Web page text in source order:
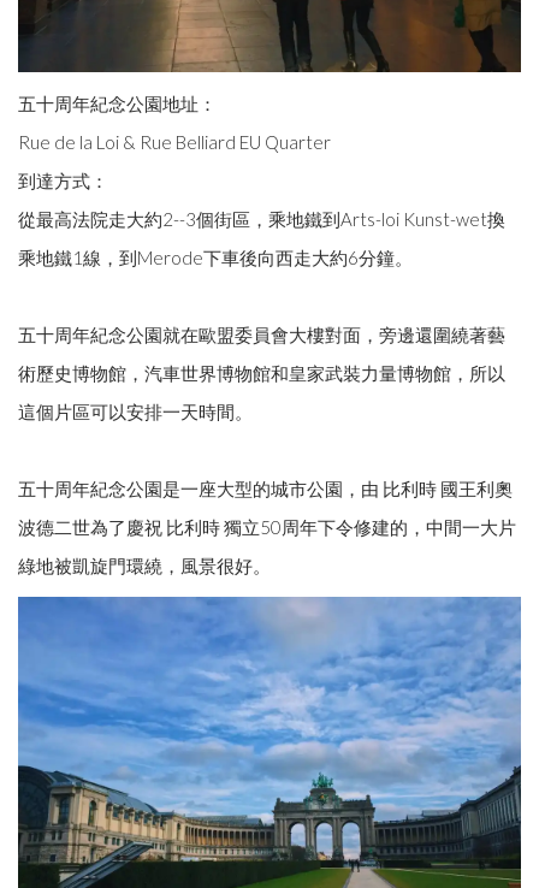
五十周年紀念公園地址：
Rue de la Loi & Rue Belliard EU Quarter
到達方式：
從最高法院走大約2--3個街區，乘地鐵到Arts-loi Kunst-wet換
乘地鐵1線，到Merode下車後向西走大約6分鐘。
五十周年紀念公園就在歐盟委員會大樓對面，旁邊還圍繞著藝
術歷史博物館，汽車世界博物館和皇家武裝力量博物館，所以
這個片區可以安排一天時間。
五十周年紀念公園是一座大型的城市公園，由 比利時 國王利奧
波德二世為了慶祝 比利時 獨立50周年下令修建的，中間一大片
綠地被凱旋門環繞，風景很好。